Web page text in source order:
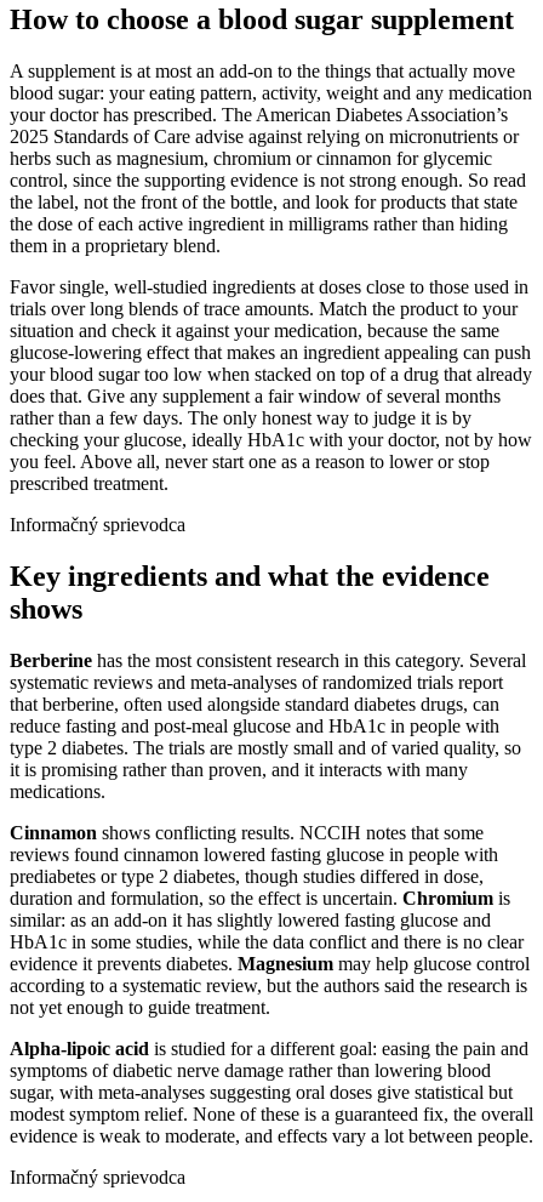
How to choose a blood sugar supplement
A supplement is at most an add-on to the things that actually move
blood sugar: your eating pattern, activity, weight and any medication
your doctor has prescribed. The American Diabetes Association’s
2025 Standards of Care advise against relying on micronutrients or
herbs such as magnesium, chromium or cinnamon for glycemic
control, since the supporting evidence is not strong enough. So read
the label, not the front of the bottle, and look for products that state
the dose of each active ingredient in milligrams rather than hiding
them in a proprietary blend.
Favor single, well-studied ingredients at doses close to those used in
trials over long blends of trace amounts. Match the product to your
situation and check it against your medication, because the same
glucose-lowering effect that makes an ingredient appealing can push
your blood sugar too low when stacked on top of a drug that already
does that. Give any supplement a fair window of several months
rather than a few days. The only honest way to judge it is by
checking your glucose, ideally HbA1c with your doctor, not by how
you feel. Above all, never start one as a reason to lower or stop
prescribed treatment.
Informačný sprievodca
Key ingredients and what the evidence
shows
Berberine has the most consistent research in this category. Several
systematic reviews and meta-analyses of randomized trials report
that berberine, often used alongside standard diabetes drugs, can
reduce fasting and post-meal glucose and HbA1c in people with
type 2 diabetes. The trials are mostly small and of varied quality, so
it is promising rather than proven, and it interacts with many
medications.
Cinnamon shows conflicting results. NCCIH notes that some
reviews found cinnamon lowered fasting glucose in people with
prediabetes or type 2 diabetes, though studies differed in dose,
duration and formulation, so the effect is uncertain. Chromium is
similar: as an add-on it has slightly lowered fasting glucose and
HbA1c in some studies, while the data conflict and there is no clear
evidence it prevents diabetes. Magnesium may help glucose control
according to a systematic review, but the authors said the research is
not yet enough to guide treatment.
Alpha-lipoic acid is studied for a different goal: easing the pain and
symptoms of diabetic nerve damage rather than lowering blood
sugar, with meta-analyses suggesting oral doses give statistical but
modest symptom relief. None of these is a guaranteed fix, the overall
evidence is weak to moderate, and effects vary a lot between people.
Informačný sprievodca